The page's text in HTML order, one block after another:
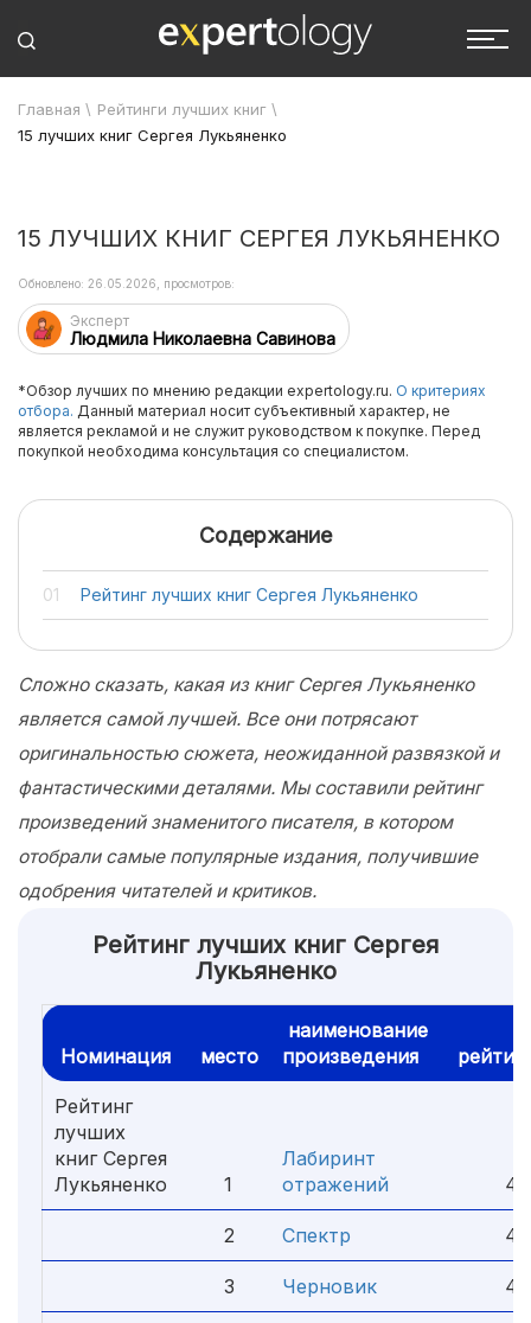
Главная \ Рейтинги лучших книг \
15 лучших книг Сергея Лукьяненко
15 ЛУЧШИХ КНИГ СЕРГЕЯ ЛУКЬЯНЕНКО
Эксперт
Людмила Николаевна Савинова
Обновлено: 26.05.2026, просмотров:
*Обзор лучших по мнению редакции expertology.ru. О критериях
отбора. Данный материал носит субъективный характер, не
является рекламой и не служит руководством к покупке. Перед
покупкой необходима консультация со специалистом.
Содержание
Рейтинг лучших книг Сергея Лукьяненко
Сложно сказать, какая из книг Сергея Лукьяненко
является самой лучшей. Все они потрясают
оригинальностью сюжета, неожиданной развязкой и
фантастическими деталями. Мы составили рейтинг
произведений знаменитого писателя, в котором
отобрали самые популярные издания, получившие
одобрения читателей и критиков.
Рейтинг лучших книг Сергея
Лукьяненко
Номинация место
наименование
произведения
Рейтинг
лучших
книг Сергея
Лукьяненко
1
Лабиринт
отражений
2 Спектр
3 Черновик